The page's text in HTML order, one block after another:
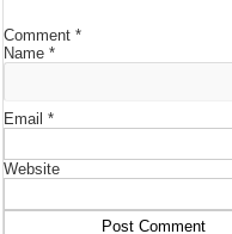
Comment*
Name*
Email*
Website